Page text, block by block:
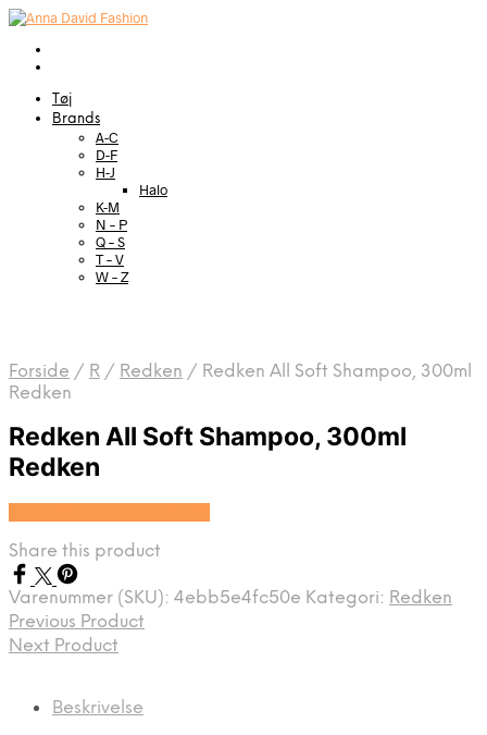
Tøj
Brands
A-C
D-F
H-J
Halo
K-M
N – P
Q – S
T – V
W – Z
Forside / R / Redken / Redken All Soft Shampoo, 300ml
Redken
Redken All Soft Shampoo, 300ml
Redken
Share this product
Varenummer (SKU): 4ebb5e4fc50e Kategori: Redken
Previous Product
Next Product
Beskrivelse